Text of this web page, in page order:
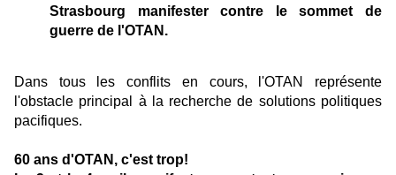
Strasbourg manifester contre le sommet de
guerre de l'OTAN.
Dans tous les conflits en cours, l'OTAN représente
l'obstacle principal à la recherche de solutions politiques
pacifiques.
60 ans d'OTAN, c'est trop!